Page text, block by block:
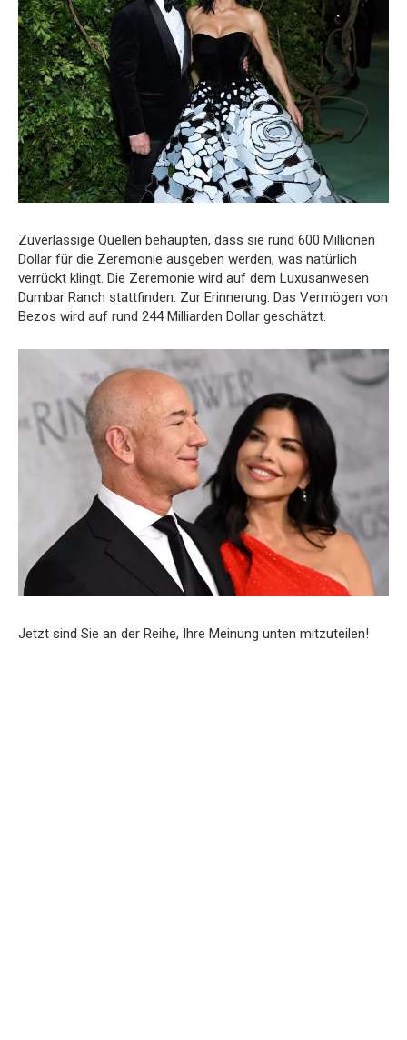
Zuverlässige Quellen behaupten, dass sie rund 600 Millionen
Dollar für die Zeremonie ausgeben werden, was natürlich
verrückt klingt. Die Zeremonie wird auf dem Luxusanwesen
Dumbar Ranch stattfinden. Zur Erinnerung: Das Vermögen von
Bezos wird auf rund 244 Milliarden Dollar geschätzt.
Jetzt sind Sie an der Reihe, Ihre Meinung unten mitzuteilen!